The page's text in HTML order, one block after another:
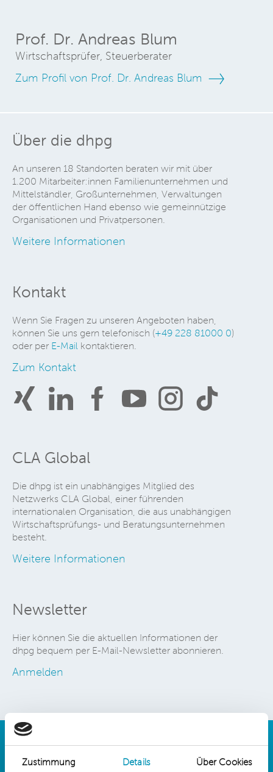
Zustimmung Details Über Cookies
Prof. Dr. Andreas Blum
Wirtschaftsprüfer, Steuerberater
Zum Profil von Prof. Dr. Andreas Blum
Über die dhpg
An unseren 18 Standorten beraten wir mit über
1.200 Mitarbeiter:innen Familienunternehmen und
Mittelständler, Großunternehmen, Verwaltungen
der öffentlichen Hand ebenso wie gemeinnützige
Organisationen und Privatpersonen.
Weitere Informationen
Kontakt
Wenn Sie Fragen zu unseren Angeboten haben,
können Sie uns gern telefonisch (+49 228 81000 0)
oder per E-Mail kontaktieren.
Zum Kontakt
CLA Global
Die dhpg ist ein unabhängiges Mitglied des
Netzwerks CLA Global, einer führenden
internationalen Organisation, die aus unabhängigen
Wirtschaftsprüfungs- und Beratungsunternehmen
besteht.
Weitere Informationen
Newsletter
Hier können Sie die aktuellen Informationen der
dhpg bequem per E-Mail-Newsletter abonnieren.
Anmelden